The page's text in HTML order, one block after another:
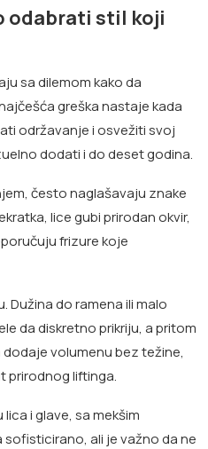
odabrati stil koji
sa dilemom kako da
greška nastaje kada
održavanje i osvežiti svoj
dodati i do deset godina.
često naglašavaju znake
lice gubi prirodan okvir,
frizure koje
do ramena ili malo
da diskretno prikriju, a pritom
volumenu bez težine,
prirodnog liftinga.
i glave, sa mekšim
sofisticirano, ali je važno da ne